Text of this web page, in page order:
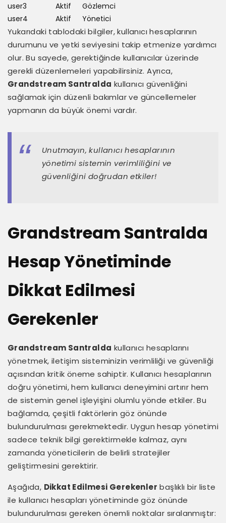
user3
Aktif
Gözlemci
user4
Aktif Yönetici
Yukarıdaki tablodaki bilgiler, kullanıcı hesaplarının
durumunu ve yetki seviyesini takip etmenize yardımcı
olur. Bu sayede, gerektiğinde kullanıcılar üzerinde
gerekli düzenlemeleri yapabilirsiniz. Ayrıca,
Grandstream Santralda kullanıcı güvenliğini
sağlamak için düzenli bakımlar ve güncellemeler
yapmanın da büyük önemi vardır.
Unutmayın, kullanıcı hesaplarının
yönetimi sistemin verimliliğini ve
güvenliğini doğrudan etkiler!
Grandstream Santralda
Hesap Yönetiminde
Dikkat Edilmesi
Gerekenler
Grandstream Santralda kullanıcı hesaplarını
yönetmek, iletişim sisteminizin verimliliği ve güvenliği
açısından kritik öneme sahiptir. Kullanıcı hesaplarının
doğru yönetimi, hem kullanıcı deneyimini artırır hem
de sistemin genel işleyişini olumlu yönde etkiler. Bu
bağlamda, çeşitli faktörlerin göz önünde
bulundurulması gerekmektedir. Uygun hesap yönetimi
sadece teknik bilgi gerektirmekle kalmaz, aynı
zamanda yöneticilerin de belirli stratejiler
geliştirmesini gerektirir.
Aşağıda, Dikkat Edilmesi Gerekenler başlıklı bir liste
ile kullanıcı hesapları yönetiminde göz önünde
bulundurulması gereken önemli noktalar sıralanmıştır: